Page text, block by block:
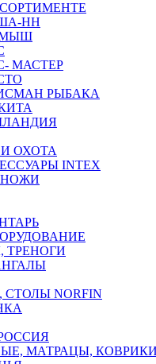
НН
МАСТЕР
РЫБАКА
ОХОТА
INTEX
ТРЕНОГИ
NORFIN
МАТРАЦЫ, КОВРИКИ